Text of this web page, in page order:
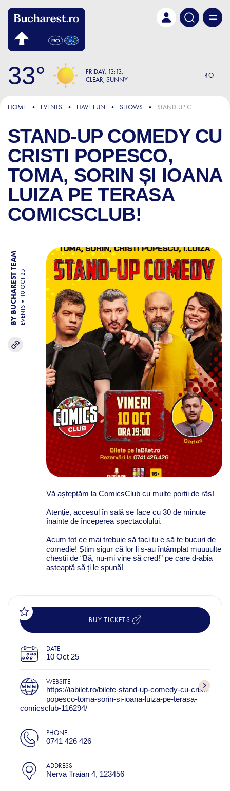
33 FRIDAY 13:13
CLEAR, SUNNY
RO
HOME EVENTS HAVE FUN SHOWS STAND-UP COMEDY CU CRISTI POPESCO, TOMA, SORIN ȘI IOANA LUIZA PE TERASA COMICSCLUB!
STAND-UP COMEDY CU
CRISTI POPESCO,
TOMA, SORIN ȘI IOANA
LUIZA PE TERASA
COMICSCLUB!
BY BUCHAREST TEAM EVENTS
10 OCT 25
Vă așteptăm la ComicsClub cu multe porții de râs!
Atenție, accesul în sală se face cu 30 de minute
înainte de începerea spectacolului.
Acum tot ce mai trebuie să faci tu e să te bucuri de
comedie! Știm sigur că lor li s-au întâmplat muuuulte
chestii de “Bă, nu-mi vine să cred!” pe care d-abia
așteaptă să ți le spună!
BUY TICKETS
DATE
10 Oct 25
WEBSITE
https://iabilet.ro/bilete-stand-up-comedy-cu-cristi-
popesco-toma-sorin-si-ioana-luiza-pe-terasa-
comicsclub-116294/
PHONE
0741 426 426
ADDRESS
Nerva Traian 4, 123456